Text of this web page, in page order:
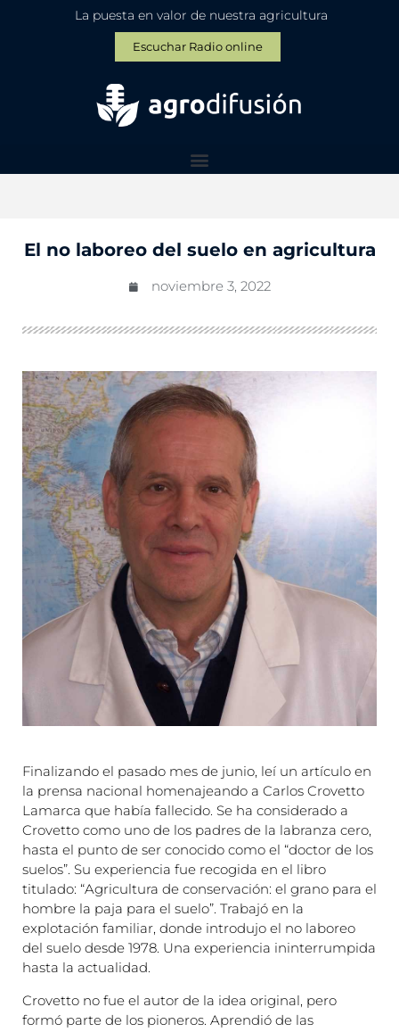
La puesta en valor de nuestra agricultura
Escuchar Radio online
El no laboreo del suelo en agricultura
noviembre 3, 2022
Finalizando el pasado mes de junio, leí un artículo en
la prensa nacional homenajeando a Carlos Crovetto
Lamarca que había fallecido. Se ha considerado a
Crovetto como uno de los padres de la labranza cero,
hasta el punto de ser conocido como el “doctor de los
suelos”. Su experiencia fue recogida en el libro
titulado: “Agricultura de conservación: el grano para el
hombre la paja para el suelo”. Trabajó en la
explotación familiar, donde introdujo el no laboreo
del suelo desde 1978. Una experiencia ininterrumpida
hasta la actualidad.
Crovetto no fue el autor de la idea original, pero
formó parte de los pioneros. Aprendió de las